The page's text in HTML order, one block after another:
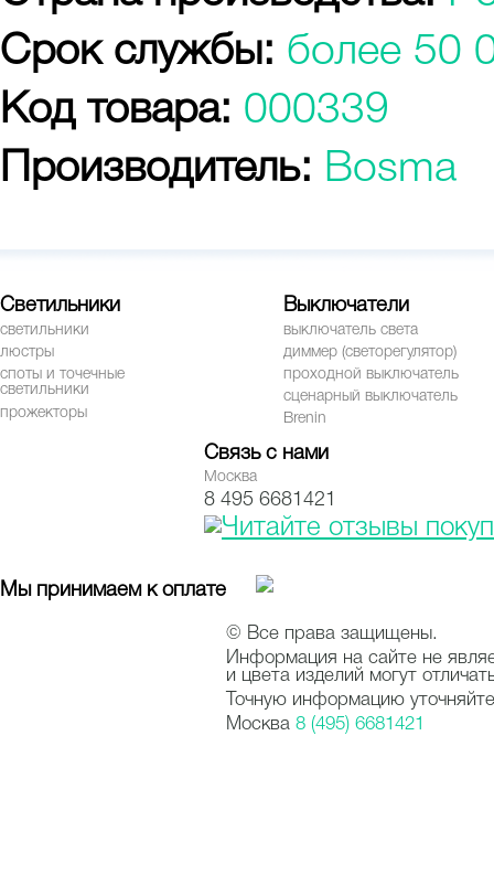
Срок службы: более 50
Код товара: 000339
Производитель: Bosma
Светильники
светильники
люстры
споты и точечные
светильники
прожекторы
Выключатели
выключатель света
диммер (светорегулятор)
проходной выключатель
сценарный выключатель
Brenin
Связь с нами
Москва
8 495 6681421
Мы принимаем к оплате
© Все права защищены.
Информация на сайте не
и цвета изделий могут
Точную информацию
Москва 8 (495) 6681421